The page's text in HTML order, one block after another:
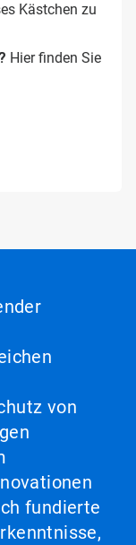
Kästchen zu
Hier finden Sie
von
fundierte